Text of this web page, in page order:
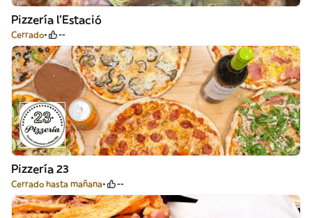
Pizzería l’Estació
Cerrado --
Pizzería 23
Cerrado hasta mañana --